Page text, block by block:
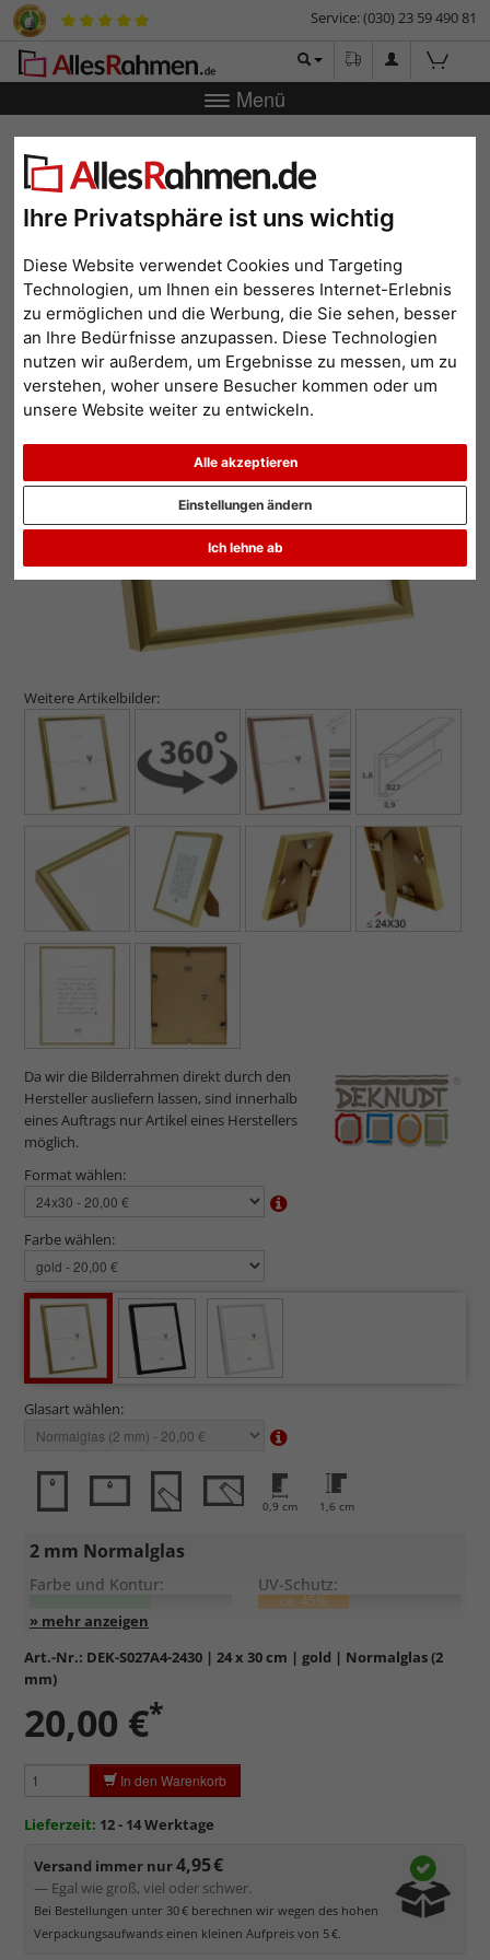
Ihre Privatsphäre ist uns wichtig
Diese Website verwendet Cookies und Targeting
Technologien, um Ihnen ein besseres Internet-Erlebnis
zu ermöglichen und die Werbung, die Sie sehen, besser
an Ihre Bedürfnisse anzupassen. Diese Technologien
nutzen wir außerdem, um Ergebnisse zu messen, um zu
verstehen, woher unsere Besucher kommen oder um
unsere Website weiter zu entwickeln.
Alle akzeptieren
Ich lehne ab
Einstellungen ändern
Service: (030) 23 59 490 81
Menü
Zurück|Bilderrahmen-Shop Bilderrahmen
Bilderrahmen
Alu
Alu-Bilderrahmen Liz
Alu-Bilderrahmen Liz
Weitere Artikelbilder:
Da wir die Bilderrahmen direkt durch den
Hersteller ausliefern lassen, sind innerhalb
eines Auftrags nur Artikel eines Herstellers
möglich.
Format wählen:
Farbe wählen:
Glasart wählen:
0,9 cm 1,6 cm
2 mm Normalglas
Farbe und Kontur: UV-Schutz:
ca. 45%
Entspiegelung:
Standardglas
Formstabil, preiswert, witterungs- und hitzebeständig
sowiekratzfest.
Reflektierende Oberfläche
werden kann.
Schutz des Bildes.
Normalglas hat eine leichte Grünfärbung
, wodurch es im
Bereich der Weißtöne zu einem dezenten Grünschimmer
kommt. Für Bilder mit hellen Farben empfehlen wir Kunst- oder
Museumsglas.
Art.-Nr.: DEK-S027A4-2430 | 24 x 30 cm | gold | Normalglas (2
mm)
20,00 €*
In den Warenkorb
Lieferzeit: 12 - 14 Werktage
Versand immer nur4,95 €
— Egal wie groß, viel oder schwer.
Bei Bestellungen unter 30 € berechnen wir wegen des hohen
Verpackungsaufwands einen kleinen Aufpreis von 5 €.